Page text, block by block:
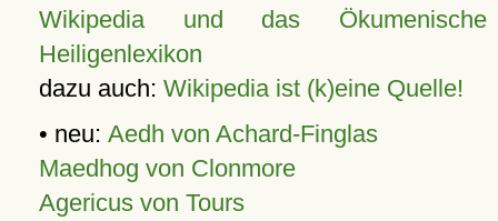
Wikipedia und das Ökumenische
Heiligenlexikon
dazu auch: Wikipedia ist (k)eine Quelle!
• neu: Aedh von Achard-Finglas
Maedhog von Clonmore
Agericus von Tours